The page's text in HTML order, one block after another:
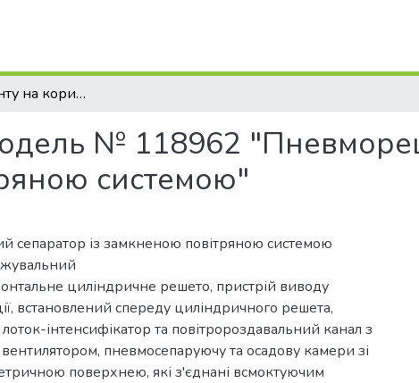
Опис до патенту на корисну модель № 118962 "Пневморешітний сепаратор із замкненою повітряною системою"
№ 118962
системою"
сепаратор із замкненою повітряною системою
циліндричне решето, пристрій виводу
встановлений спереду циліндричного решета,
інтенсифікатор та повітророздавальний канал з
пневмосепаруючу та осадову камери зі
поверхнею, які з'єднані всмоктуючим